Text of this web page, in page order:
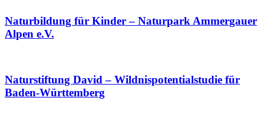
Naturbildung für Kinder – Naturpark Ammergauer
Alpen e.V.
Naturstiftung David – Wildnispotentialstudie für
Baden-Württemberg